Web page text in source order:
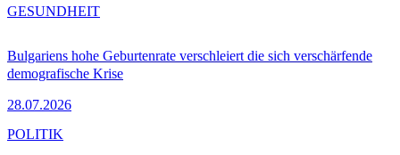
Bulgariens hohe Geburtenrate verschleiert die sich verschärfende
demografische Krise
28.07.2026
GESUNDHEIT
POLITIK